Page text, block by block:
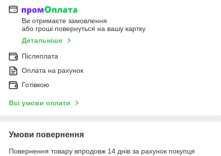
Ви отримаєте замовлення
або гроші повернуться на вашу картку
Детальніше
Післяплата
Оплата на рахунок
Готівкою
Всі умови оплати
Умови повернення
Повернення товару впродовж 14 днів за рахунок покупця